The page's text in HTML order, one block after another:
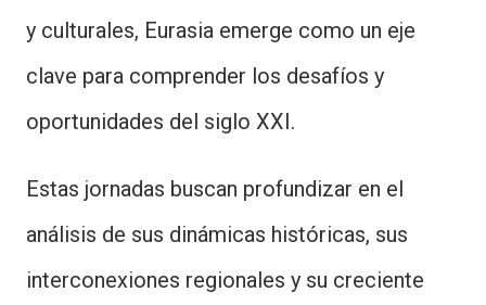
y culturales, Eurasia emerge como un eje
clave para comprender los desafíos y
oportunidades del siglo XXI.
Estas jornadas buscan profundizar en el
análisis de sus dinámicas históricas, sus
interconexiones regionales y su creciente